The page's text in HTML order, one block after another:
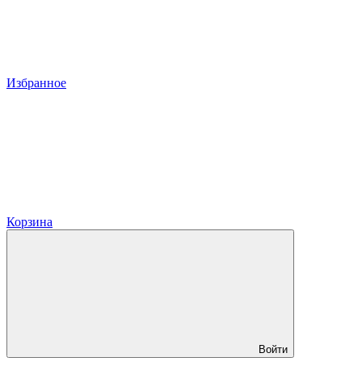
Избранное
Корзина
Войти